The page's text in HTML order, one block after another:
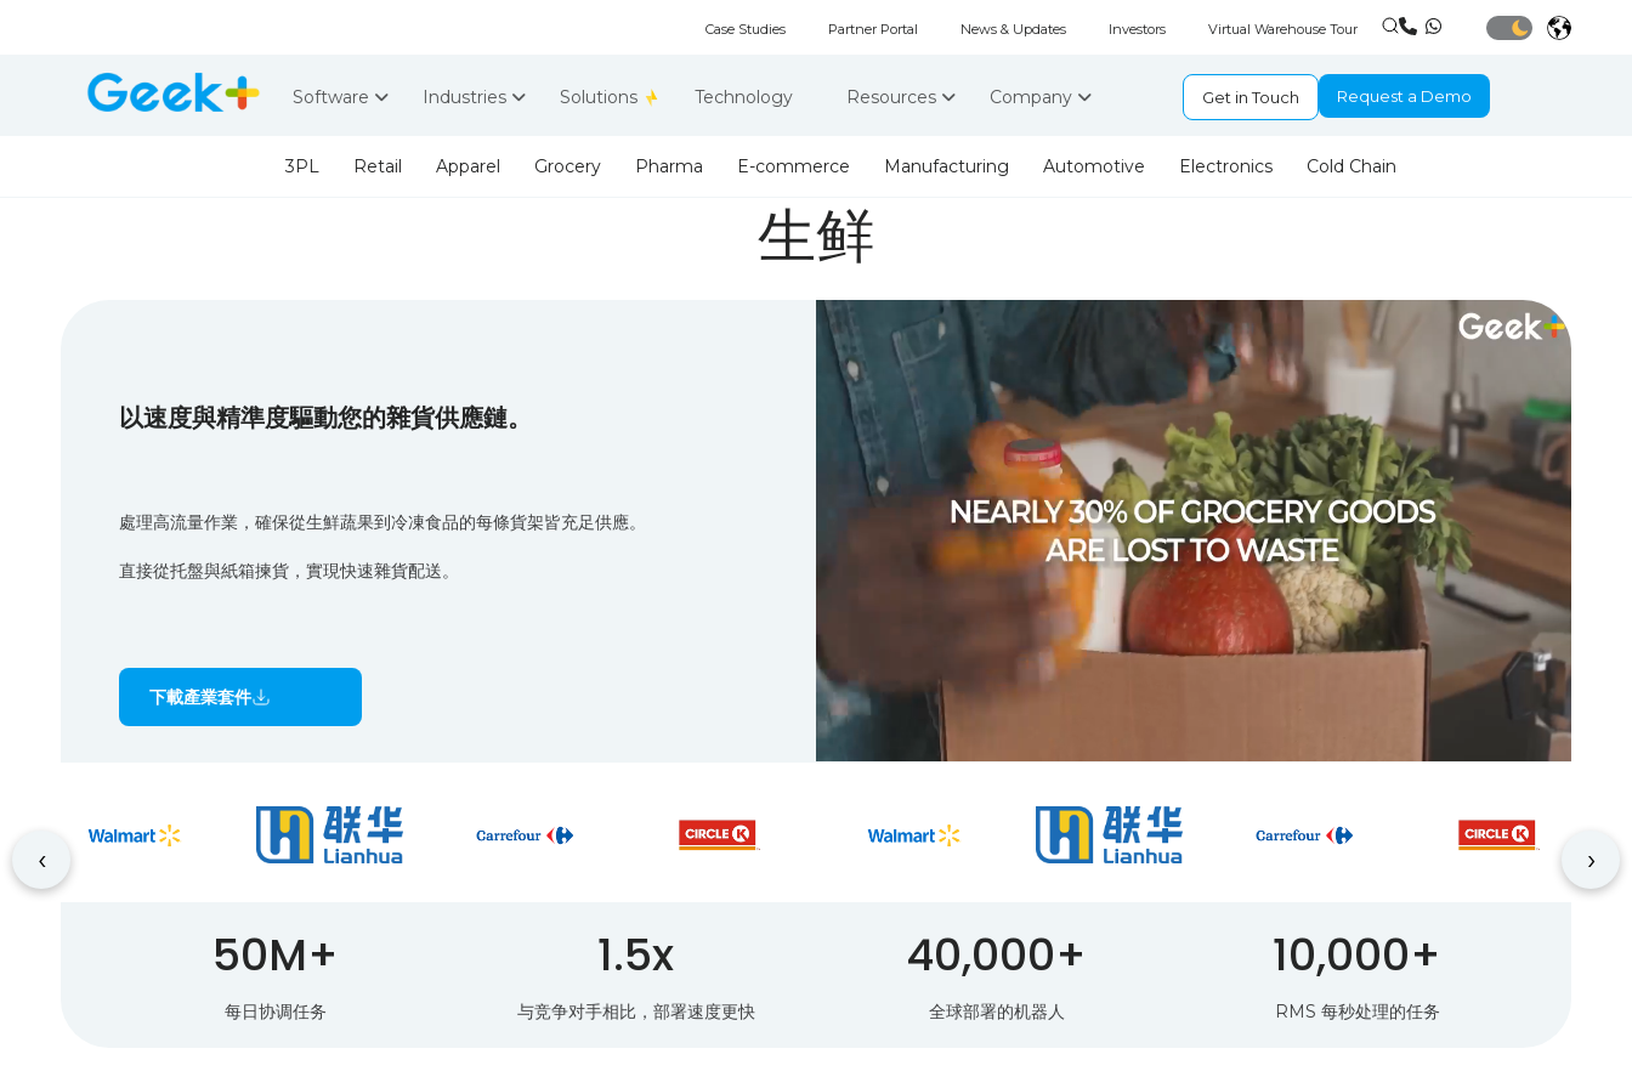
Case Studies Partner Portal News & Updates Investors Virtual Warehouse Tour
Software Industries Solutions Technology Resources Company Get in Touch Request a Demo
3PL Retail Apparel Grocery Pharma E-commerce Manufacturing Automotive Electronics Cold Chain
生鲜
以速度與精準度驅動您的雜貨供應鏈。
處理高流量作業，確保從生鮮蔬果到冷凍食品的每條貨架皆充足供應。
直接從托盤與紙箱揀貨，實現快速雜貨配送。
下載產業套件
‹ ›
50M+
每日协调任务
1.5x
与竞争对手相比，部署速度更快
40,000+
全球部署的机器人
10,000+
RMS 每秒处理的任务